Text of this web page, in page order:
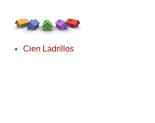
Cien Ladrillos